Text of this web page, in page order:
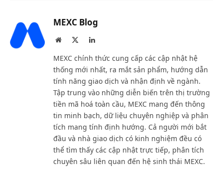
MEXC Blog
Website LinkedIn
MEXC chính thức cung cấp các cập nhật hệ
thống mới nhất, ra mắt sản phẩm, hướng dẫn
tính năng giao dịch và nhận định về ngành.
Tập trung vào những diễn biến trên thị trường
tiền mã hoá toàn cầu, MEXC mang đến thông
tin minh bạch, dữ liệu chuyên nghiệp và phân
tích mang tính định hướng. Cả người mới bắt
đầu và nhà giao dịch có kinh nghiệm đều có
thể tìm thấy các cập nhật trực tiếp, phân tích
chuyên sâu liên quan đến hệ sinh thái MEXC.